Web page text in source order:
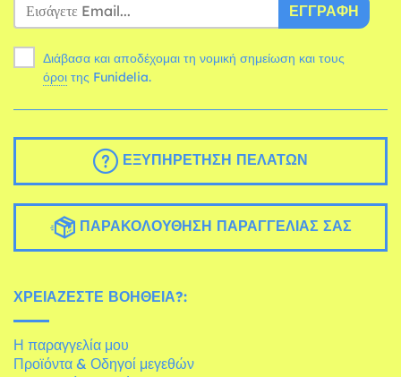
ΕΓΓΡΑΦΉ
Διάβασα και αποδέχομαι τη νομική σημείωση και τους
όροι της Funidelia.
ΕΞΥΠΗΡΈΤΗΣΗ ΠΕΛΑΤΏΝ
ΠΑΡΑΚΟΛΟΎΘΗΣΗ ΠΑΡΑΓΓΕΛΊΑΣ ΣΑΣ
ΧΡΕΙΆΖΕΣΤΕ ΒΟΉΘΕΙΑ?:
Η παραγγελία μου
Προϊόντα & Οδηγοί μεγεθών